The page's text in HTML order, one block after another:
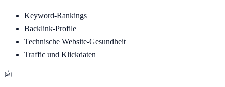
Keyword-Rankings
Backlink-Profile
Technische Website-Gesundheit
Traffic und Klickdaten